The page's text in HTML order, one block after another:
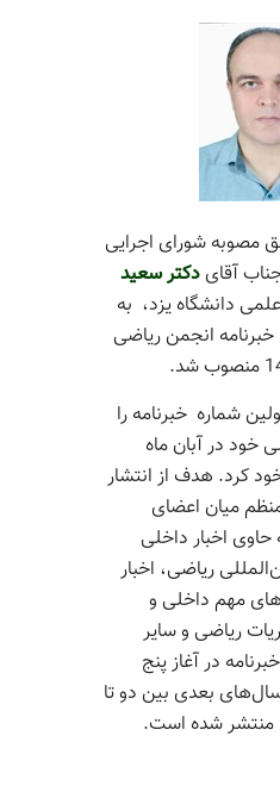
مصوبه شورای اجرایی
دکتر سعید
دانشگاه یزد، به
انجمن ریاضی
شماره خبرنامه را
خود در آبان ماه
خود کرد. هدف از انتشار
منظم میان اعضای
اخبار داخلی
ریاضی، اخبار
مهم داخلی و
ریاضی و سایر
در آغاز پنج
بعدی بین دو تا
شده است.